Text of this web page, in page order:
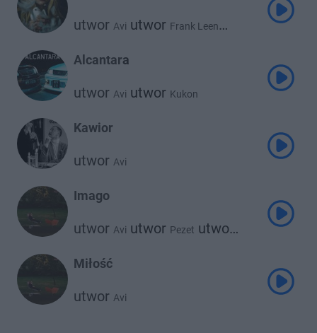
utwor Avi utwor Frank Leen
Alcantara
utwor Avi utwor Kukon
Kawior
utwor Avi
Imago
utwor Avi utwor Pezet utwor
Miłość
utwor Avi